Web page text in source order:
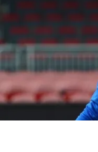
ФУТЗАЛ
ІНШІ
БУКМЕКЕРИ